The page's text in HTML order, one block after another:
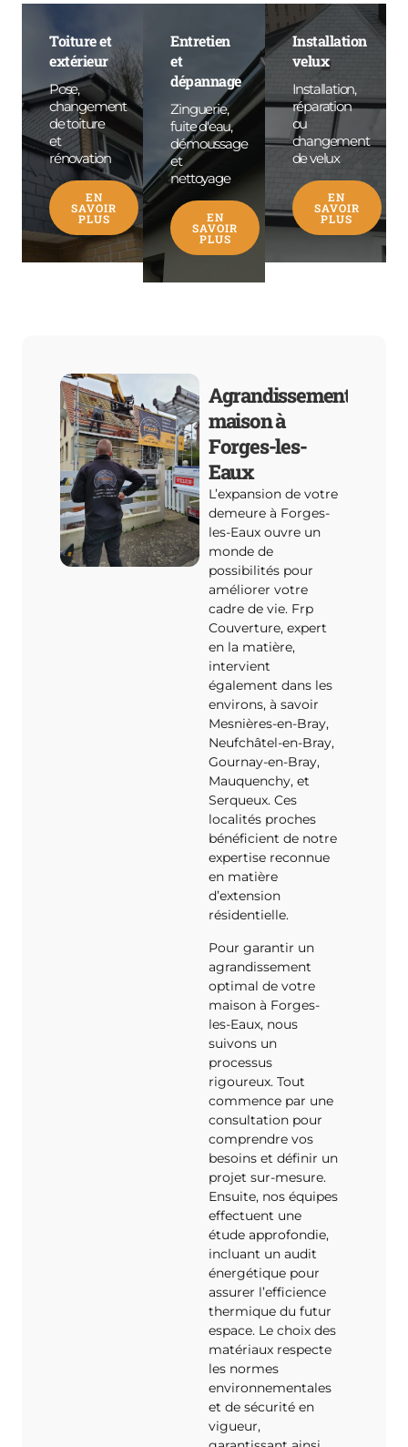
Toiture et
extérieur
Pose,
changement
de toiture
et
rénovation
EN
SAVOIR
PLUS
Entretien
et
dépannage
Zinguerie,
fuite d'eau,
démoussage
et
nettoyage
EN
SAVOIR
PLUS
Installation
velux
Installation,
réparation
ou
changement
de velux
EN
SAVOIR
PLUS
Agrandissement
maison à
Forges-les-
Eaux
L’expansion de votre
demeure à Forges-
les-Eaux ouvre un
monde de
possibilités pour
améliorer votre
cadre de vie. Frp
Couverture, expert
en la matière,
intervient
également dans les
environs, à savoir
Mesnières-en-Bray,
Neufchâtel-en-Bray,
Gournay-en-Bray,
Mauquenchy, et
Serqueux. Ces
localités proches
bénéficient de notre
expertise reconnue
en matière
d’extension
résidentielle.
Pour garantir un
agrandissement
optimal de votre
maison à Forges-
les-Eaux, nous
suivons un
processus
rigoureux. Tout
commence par une
consultation pour
comprendre vos
besoins et définir un
projet sur-mesure.
Ensuite, nos équipes
effectuent une
étude approfondie,
incluant un audit
énergétique pour
assurer l’efficience
thermique du futur
espace. Le choix des
matériaux respecte
les normes
environnementales
et de sécurité en
vigueur,